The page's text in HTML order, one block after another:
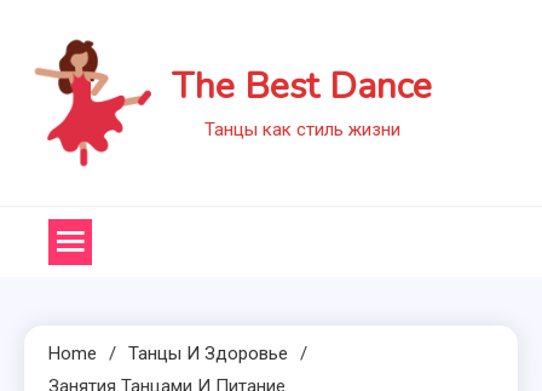
content
The Best Dance
Танцы как стиль жизни
Home
Танцы И Здоровье
Занятия Танцами И Питание